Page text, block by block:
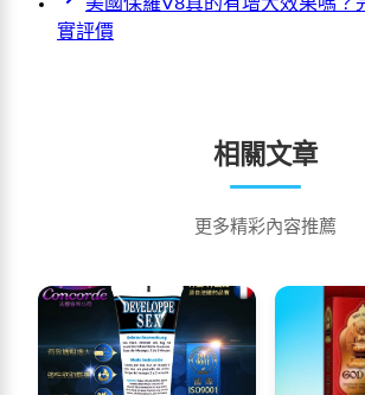
美國保羅V8真的有增大效果嗎？
實評價
相關文章
更多精彩內容推薦